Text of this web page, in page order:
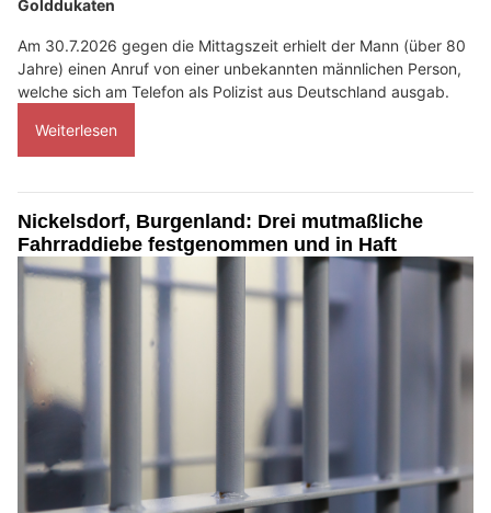
Golddukaten
Am 30.7.2026 gegen die Mittagszeit erhielt der Mann (über 80
Jahre) einen Anruf von einer unbekannten männlichen Person,
welche sich am Telefon als Polizist aus Deutschland ausgab.
Weiterlesen
Nickelsdorf, Burgenland: Drei mutmaßliche
Fahrraddiebe festgenommen und in Haft